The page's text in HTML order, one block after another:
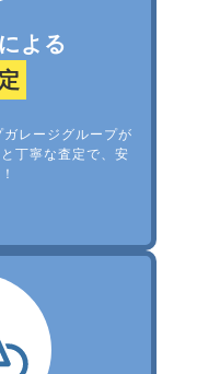
よる
レージグループが
丁寧な査定で、安